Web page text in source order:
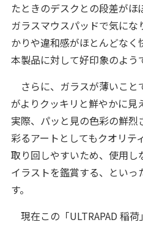
たときのデスクとの段差が
ガラスマウスパッドで気に
かりや違和感がほとんどなく
本製品に対して好印象のよう
さらに、ガラスが薄いこと
がよりクッキリと鮮やかに見
実際、パッと見の色彩の鮮烈
彩るアートとしてもクオリテ
取り回しやすいため、使用し
イラストを鑑賞する、といっ
す。
現在この「ULTRAPAD 稲